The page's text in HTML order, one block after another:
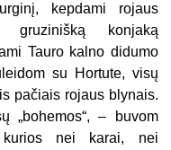
kepdami rojaus
gruzinišką konjaką
Tauro kalno didumo
su Hortute, visų
pačiais rojaus blynais.
„bohemos“, – buvom
kurios nei karai, nei